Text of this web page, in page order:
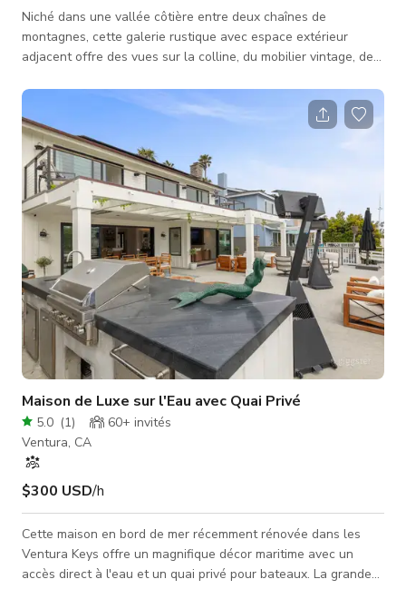
Niché dans une vallée côtière entre deux chaînes de
montagnes, cette galerie rustique avec espace extérieur
adjacent offre des vues sur la colline, du mobilier vintage, des
recoins cachés, ainsi que de nombreuses caractéristiques de
design éclectiques. La galerie, construite dans les années
1920, est un petit morceau d'Amérique Main Street. Les murs
en briques anciennes et les plafonds à poutres ouvertes sont
tous d'origine,
Maison de Luxe sur l'Eau avec Quai Privé
5.0 (1) 60+ invités
Ventura, CA
$300 USD/h
Cette maison en bord de mer récemment rénovée dans les
Ventura Keys offre un magnifique décor maritime avec un
accès direct à l'eau et un quai privé pour bateaux. La grande